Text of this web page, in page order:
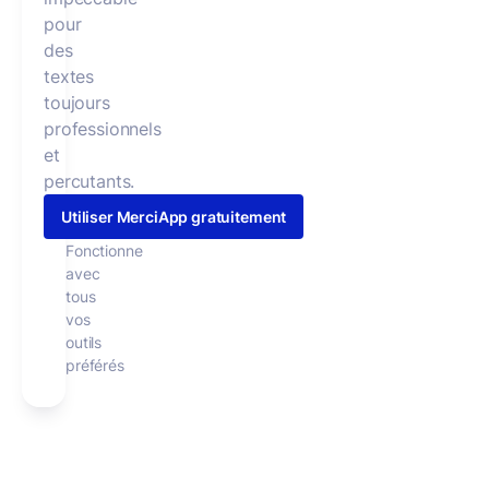
pour
des
textes
toujours
professionnels
et
percutants.
Utiliser MerciApp gratuitement
Fonctionne
avec
tous
vos
outils
préférés